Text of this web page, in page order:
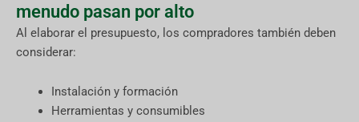
menudo pasan por alto
Al elaborar el presupuesto, los compradores también deben
considerar:
Instalación y formación
Herramientas y consumibles